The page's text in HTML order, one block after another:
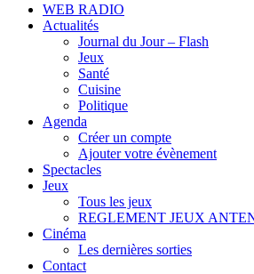
WEB RADIO
Actualités
Journal du Jour – Flash
Jeux
Santé
Cuisine
Politique
Agenda
Créer un compte
Ajouter votre évènement
Spectacles
Jeux
Tous les jeux
REGLEMENT JEUX
Cinéma
Les dernières sorties
Contact